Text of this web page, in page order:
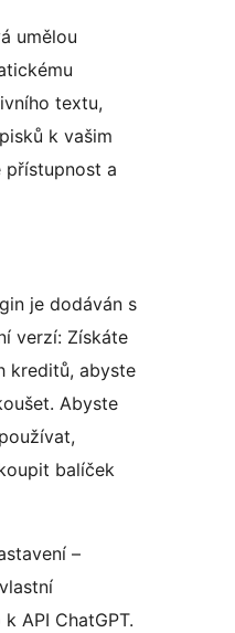
umělou
textu,
k vašim
přístupnost a
je dodáván s
verzí: Získáte
kreditů, abyste
Abyste
balíček
–
API ChatGPT.